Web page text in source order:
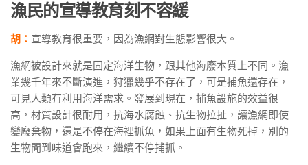
漁民的宣導教育刻不容緩
胡： 宣導教育很重要，因為漁網對生態影響很大。
漁網被設計來就是固定海洋生物，跟其他海廢本質上不同。漁
業幾千年來不斷演進，狩獵幾乎不存在了，可是捕魚還存在，
可見人類有利用海洋需求。發展到現在，捕魚設施的效益很
高，材質設計很耐用，抗海水腐蝕、抗生物拉扯，讓漁網即使
變廢棄物，還是不停在海裡抓魚，如果上面有生物死掉，別的
生物聞到味道會跑來，繼續不停捕抓。